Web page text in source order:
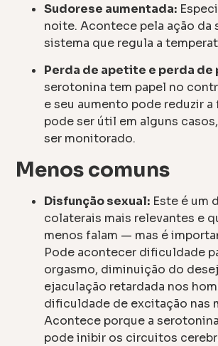
Sudorese aumentada:
noite. Acontece pela ação da
sistema que regula a
Perda de apetite e perda de
serotonina tem papel no
e seu aumento pode reduzir a
pode ser útil em alguns
ser monitorado.
Menos comuns
Disfunção sexual: Este é um
colaterais mais relevantes e
menos falam — mas é
Pode acontecer dificuldade
orgasmo, diminuição do
ejaculação retardada nos
dificuldade de excitação nas
Acontece porque a
pode inibir os circuitos